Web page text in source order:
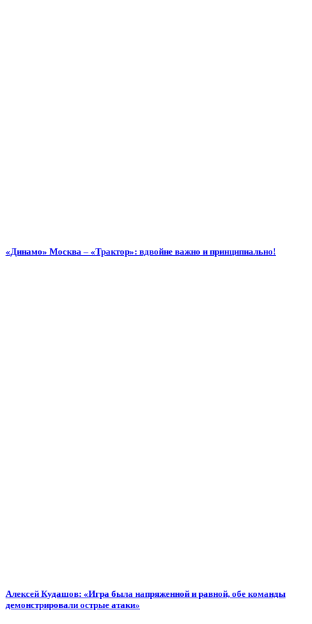
«Динамо» Москва – «Трактор»: вдвойне важно и принципиально!
Алексей Кудашов: «Игра была напряженной и равной, обе команды
демонстрировали острые атаки»